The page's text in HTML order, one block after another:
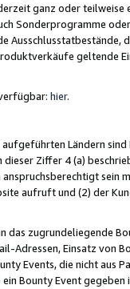
ganz oder
Sonderprogramme
geltende
hier.
aufgeführten Ländern
dieser Ziffer 4 (a)
sein
aufruft und (2) der
zugrundeliegende
Adressen, Einsatz von
Events, die nicht
Bounty Event